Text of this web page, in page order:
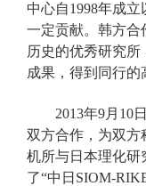
中心自1998年成
一定贡献。韩方合
历史的优秀研究
成果，得到同行的
2013年9月10
双方合作，为双方
机所与日本理化研
了“中日SIOM-